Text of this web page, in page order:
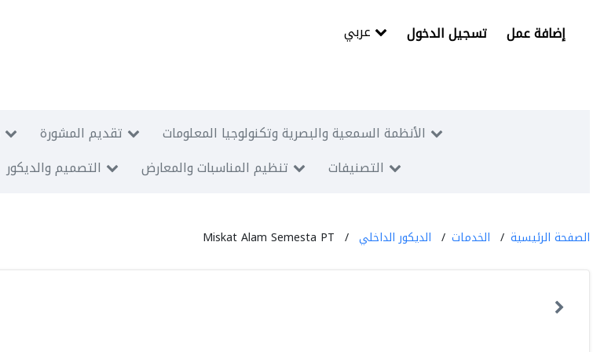
تسجيل الدخول إضافة عمل
تقديم المشورة
الأنظمة السمعية والبصرية وتكنولوجيا المعلومات
التصميم والديكور تنظيم المناسبات والمعارض التصنيفات
الصفحة الرئيسية الخدمات الديكور الداخلي Miskat Alam Semesta PT